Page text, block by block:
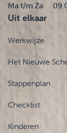
Ma t/m Za
Uit elkaar
Werkwijze
Het Nieuwe
Stappenplan
Checklist
Kinderen